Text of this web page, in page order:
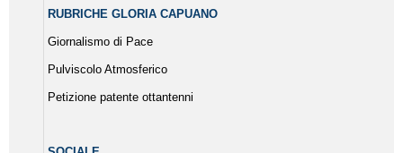
RUBRICHE GLORIA CAPUANO
Giornalismo di Pace
Pulviscolo Atmosferico
Petizione patente ottantenni